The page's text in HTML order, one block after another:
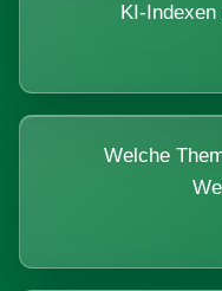
KI-Indexen
Welche